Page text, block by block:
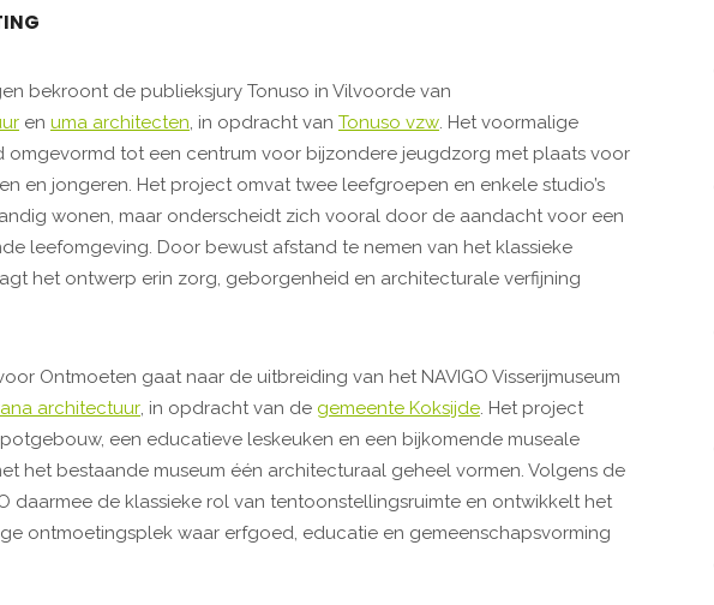
bekroont de publieksjury Tonuso in Vilvoorde van
en uma architecten, in opdracht van Tonuso vzw. Het voormalige
tot een centrum voor bijzondere jeugdzorg met plaats voor
en jongeren. Het project omvat twee leefgroepen en enkele studio’s
wonen, maar onderscheidt zich vooral door de aandacht voor een
leefomgeving. Door bewust afstand te nemen van het klassieke
het ontwerp erin zorg, geborgenheid en architecturale verfijning
Ontmoeten gaat naar de uitbreiding van het NAVIGO Visserijmuseum
architectuur, in opdracht van de gemeente Koksijde. Het project
een educatieve leskeuken en een bijkomende museale
het bestaande museum één architecturaal geheel vormen. Volgens de
daarmee de klassieke rol van tentoonstellingsruimte en ontwikkelt het
ontmoetingsplek waar erfgoed, educatie en gemeenschapsvorming